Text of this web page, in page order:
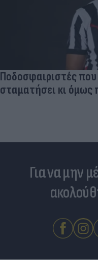
Ποδοσφαιριστές που
σταματήσει κι
Για να μην